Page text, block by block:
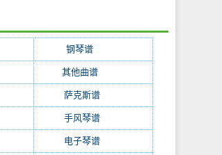
钢琴谱
其他曲谱(2333)
萨克斯谱
手风琴谱
电子琴谱